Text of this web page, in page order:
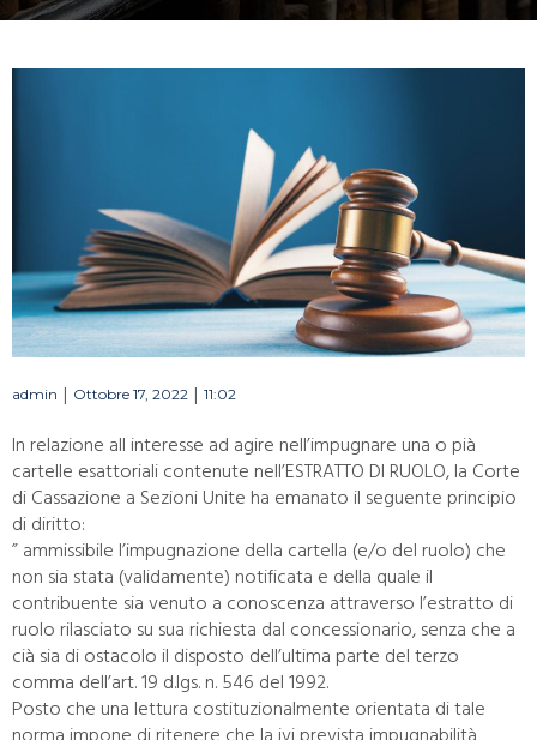
admin | Ottobre 17, 2022 | 11:02
In relazione all interesse ad agire nell’impugnare una o pià
cartelle esattoriali contenute nell’ESTRATTO DI RUOLO, la Corte
di Cassazione a Sezioni Unite ha emanato il seguente principio
di diritto:
” ammissibile l’impugnazione della cartella (e/o del ruolo) che
non sia stata (validamente) notificata e della quale il
contribuente sia venuto a conoscenza attraverso l’estratto di
ruolo rilasciato su sua richiesta dal concessionario, senza che a
cià sia di ostacolo il disposto dell’ultima parte del terzo
comma dell’art. 19 d.lgs. n. 546 del 1992.
Posto che una lettura costituzionalmente orientata di tale